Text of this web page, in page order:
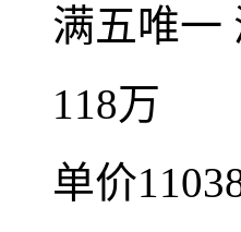
满五唯一
118万
单价